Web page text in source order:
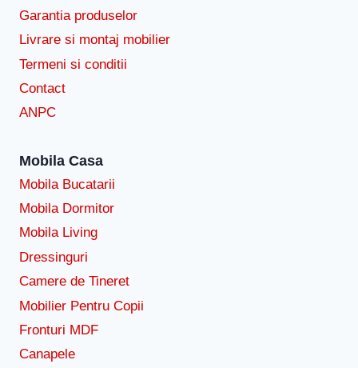
Garantia produselor
Livrare si montaj mobilier
Termeni si conditii
Contact
ANPC
Mobila Casa
Mobila Bucatarii
Mobila Dormitor
Mobila Living
Dressinguri
Camere de Tineret
Mobilier Pentru Copii
Fronturi MDF
Canapele